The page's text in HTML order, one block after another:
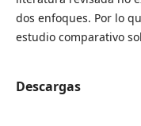
dos enfoques. Por lo
estudio comparativo
Descargas